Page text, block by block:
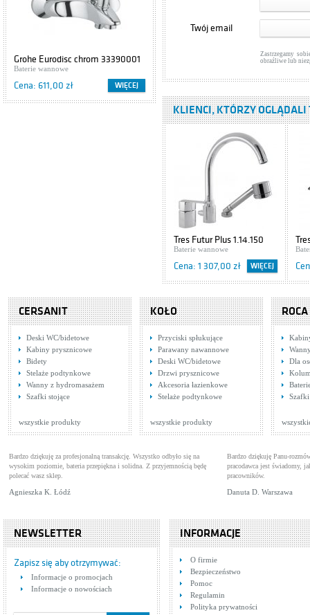
Baterie wannowe
Cena: 846,00 zł
1.70.170.02
Cena: 320,00 zł
Grohe Eurodisc chrom 33390001
Baterie wannowe
Cena: 611,00 zł WIĘCEJ
Cersanit IBIZA S504-009
Twój email
Zastrzegamy
obraźliwe lub
KLIENCI, KTÓRZY
Tres Futur Plus 1.14.150
Baterie wannowe
Cena: 1 307,00 zł WIĘCEJ
Tres Futur Plus 1.14.120
Cena: 405,00 zł WIĘCEJ
Baterie umywalkowe
Cena: 649,00 zł
CERSANIT
Deski WC/bidetowe
Kabiny prysznicowe
Bidety
Stelaże podtynkowe
Wanny z hydromasażem
Szafki stojące
wszystkie produkty
KOŁO
Przyciski spłukujące
Parawany nawannowe
Deski WC/bidetowe
Drzwi prysznicowe
Akcesoria łazienkowe
Stelaże podtynkowe
wszystkie produkty
ROCA
Dla
Szafki
Bardzo dziękuję za profesjonalną transakcję. Wszystko odbyło się na
wysokim poziomie, bateria przepiękna i solidna. Z przyjemnością będę
polecać wasz sklep.
Agnieszka K. Łódź
Bardzo dziękuję Panu-
pracodawca jest świadomy,
pracowników.
Danuta D. Warszawa
NEWSLETTER
Zapisz się aby otrzymywać:
Informacje o promocjach
Informacje o nowościach
INFORMACJE
O firmie
Bezpieczeństwo
Pomoc
Regulamin
Polityka prywatności